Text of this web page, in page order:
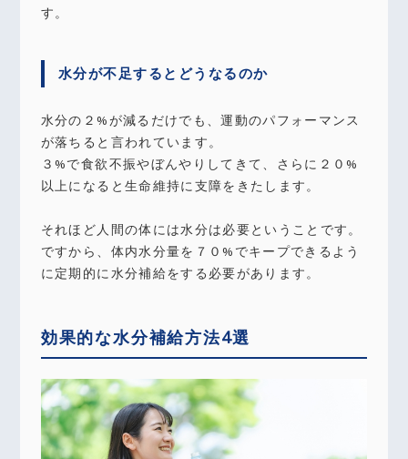
す。
水分が不足するとどうなるのか
水分の２%が減るだけでも、運動のパフォーマンス
が落ちると言われています。
３%で食欲不振やぼんやりしてきて、さらに２０%
以上になると生命維持に支障をきたします。
それほど人間の体には水分は必要ということです。
ですから、体内水分量を７０%でキープできるよう
に定期的に水分補給をする必要があります。
効果的な水分補給方法4選